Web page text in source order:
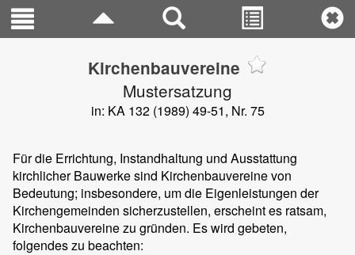
Kirchenbauvereine
Mustersatzung
in: KA 132 (1989) 49-51, Nr. 75
Für die Errichtung, Instandhaltung und Ausstattung
kirchlicher Bauwerke sind Kirchenbauvereine von
Bedeutung; insbesondere, um die Eigenleistungen der
Kirchengemeinden sicherzustellen, erscheint es ratsam,
Kirchenbauvereine zu gründen. Es wird gebeten,
folgendes zu beachten: